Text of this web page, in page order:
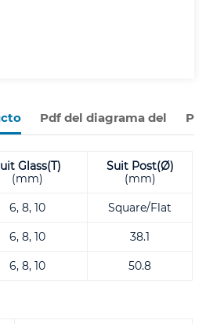
Pdf del diagrama del
Glass(T)
(mm)
Suit Post(Ø)
(mm)
6, 8, 10
Square/Flat
6, 8, 10
38.1
6, 8, 10 50.8